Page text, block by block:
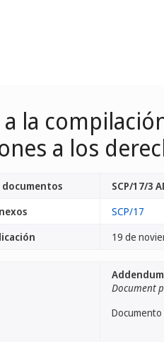
la
a los
documentos
SCP/17/3
SCP/17
19 de
Document